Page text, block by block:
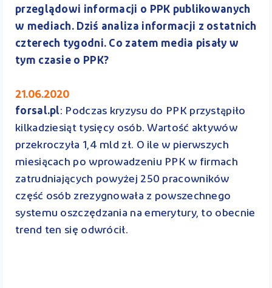
przeglądowi informacji o PPK publikowanych
w mediach. Dziś analiza informacji z ostatnich
czterech tygodni. Co zatem media pisały w
tym czasie o PPK?
21.06.2020
forsal.pl: Podczas kryzysu do PPK przystąpiło
kilkadziesiąt tysięcy osób. Wartość aktywów
przekroczyła 1,4 mld zł. O ile w pierwszych
miesiącach po wprowadzeniu PPK w firmach
zatrudniających powyżej 250 pracowników
część osób zrezygnowała z powszechnego
systemu oszczędzania na emerytury, to obecnie
trend ten się odwrócił.